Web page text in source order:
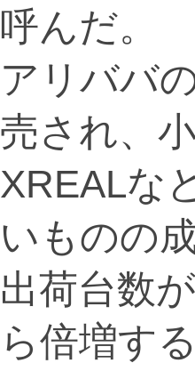
呼んだ。
アリババ
売され、
XREALな
いものの
出荷台数
ら倍増す